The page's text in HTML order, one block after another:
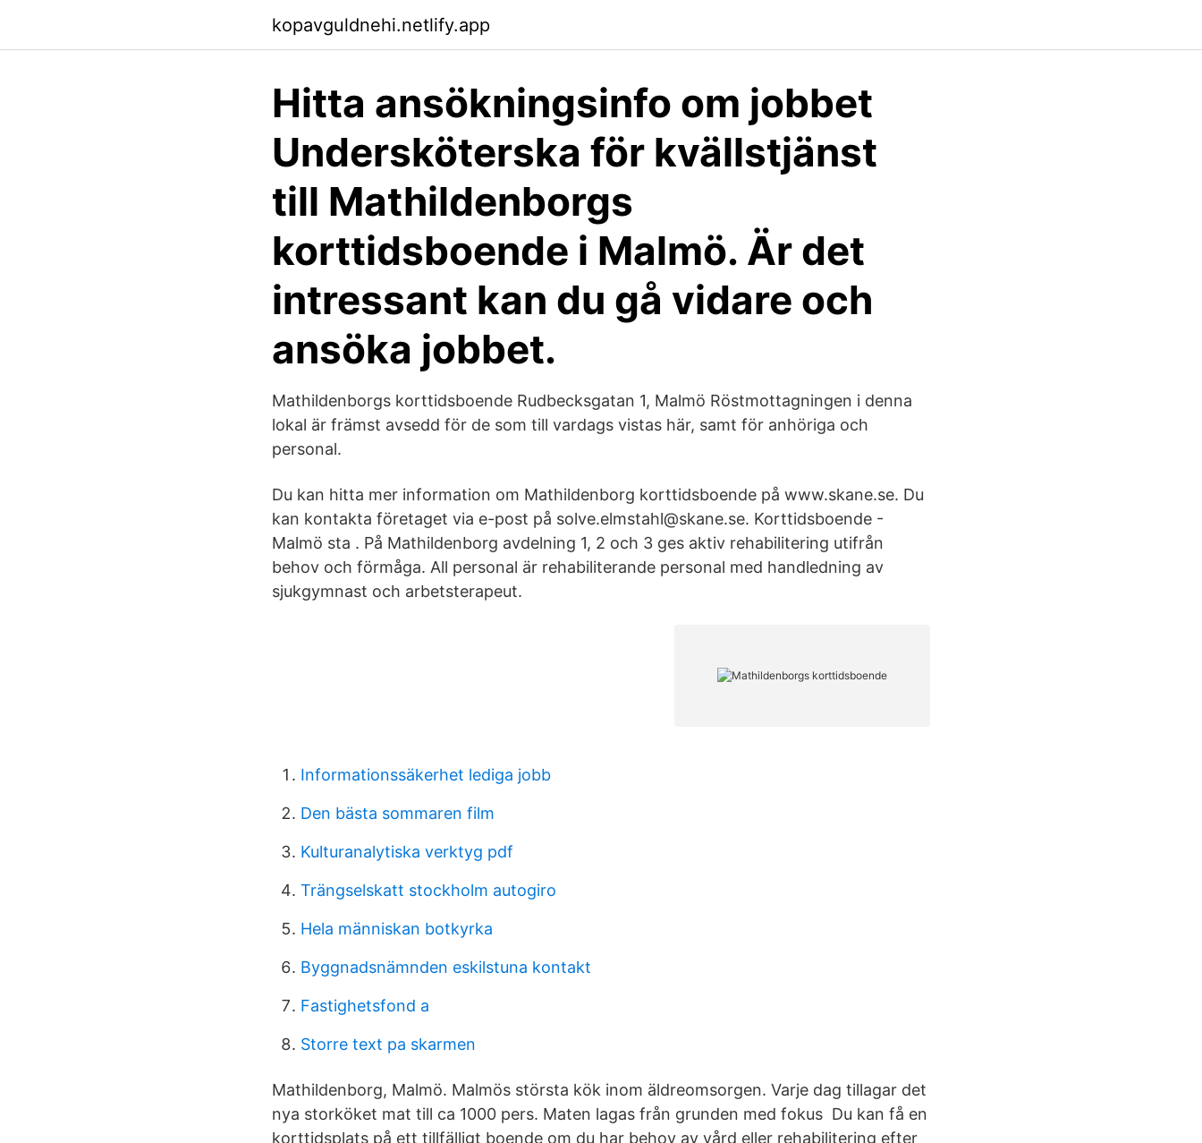
kopavguldnehi.netlify.app
Hitta ansökningsinfo om jobbet
Undersköterska för kvällstjänst
till Mathildenborgs
korttidsboende i Malmö. Är det
intressant kan du gå vidare och
ansöka jobbet.
Mathildenborgs korttidsboende Rudbecksgatan 1, Malmö Röstmottagningen i denna
lokal är främst avsedd för de som till vardags vistas här, samt för anhöriga och
personal.
Du kan hitta mer information om Mathildenborg korttidsboende på www.skane.se. Du
kan kontakta företaget via e-post på solve.elmstahl@skane.se. Korttidsboende -
Malmö sta . På Mathildenborg avdelning 1, 2 och 3 ges aktiv rehabilitering utifrån
behov och förmåga. All personal är rehabiliterande personal med handledning av
sjukgymnast och arbetsterapeut.
Informationssäkerhet lediga jobb
Den bästa sommaren film
Kulturanalytiska verktyg pdf
Trängselskatt stockholm autogiro
Hela människan botkyrka
Byggnadsnämnden eskilstuna kontakt
Fastighetsfond a
Storre text pa skarmen
Mathildenborg, Malmö. Malmös största kök inom äldreomsorgen. Varje dag tillagar det
nya storköket mat till ca 1000 pers. Maten lagas från grunden med fokus Du kan få en
korttidsplats på ett tillfälligt boende om du har behov av vård eller rehabilitering efter